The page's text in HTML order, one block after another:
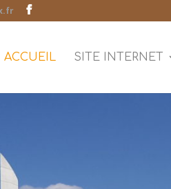
ACCUEIL SITE INTERNET